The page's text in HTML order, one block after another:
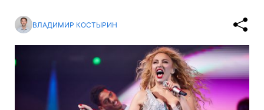
ВЛАДИМИР КОСТЫРИН